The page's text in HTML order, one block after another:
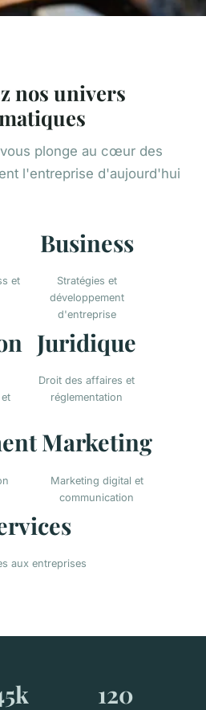
nos univers
plonge au cœur des
l'entreprise d'aujourd'hui
et
Business
Stratégies et
développement
d'entreprise
Juridique
Droit des affaires et
réglementation
Marketing
Marketing digital et
communication
aux entreprises
120